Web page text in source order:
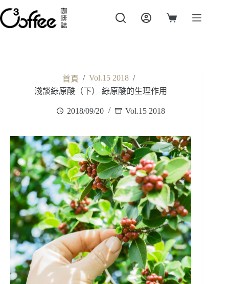
跳
至
主
購
首頁 / Vol.15 2018 /
淺談綠原酸（下） 綠原酸的生理作用
2018/09/20 Vol.15 2018